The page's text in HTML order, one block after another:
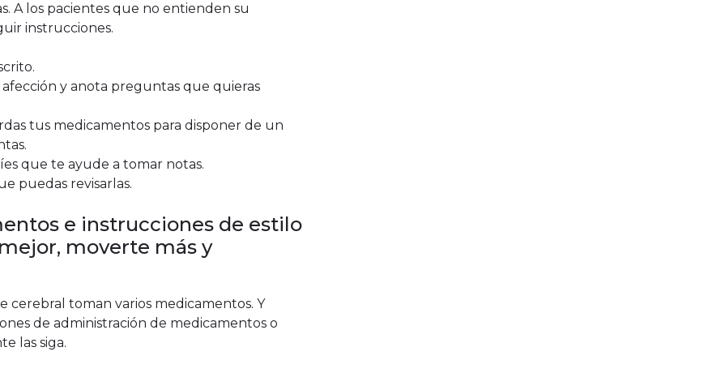
A los pacientes que no entienden su
instrucciones.
y anota preguntas que quieras
tus medicamentos para disponer de un
que te ayude a tomar notas.
puedas revisarlas.
e instrucciones de estilo
moverte más y
cerebral toman varios medicamentos. Y
de administración de medicamentos o
las siga.